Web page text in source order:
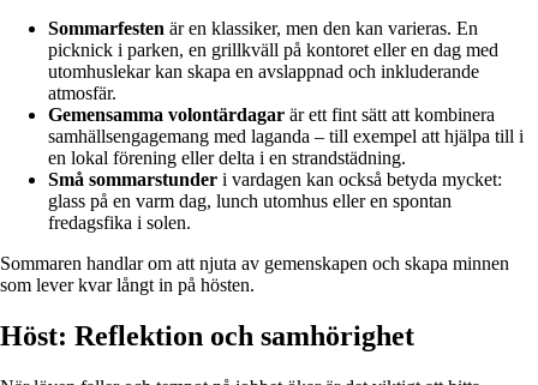
Sommarfesten är en klassiker, men den kan varieras. En
picknick i parken, en grillkväll på kontoret eller en dag med
utomhuslekar kan skapa en avslappnad och inkluderande
atmosfär.
Gemensamma volontärdagar är ett fint sätt att kombinera
samhällsengagemang med laganda – till exempel att hjälpa till i
en lokal förening eller delta i en strandstädning.
Små sommarstunder i vardagen kan också betyda mycket:
glass på en varm dag, lunch utomhus eller en spontan
fredagsfika i solen.
Sommaren handlar om att njuta av gemenskapen och skapa minnen
som lever kvar långt in på hösten.
Höst: Reflektion och samhörighet